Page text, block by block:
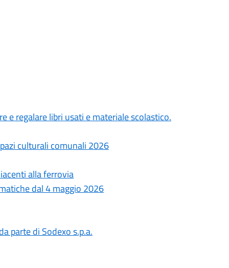
e regalare libri usati e materiale scolastico.
culturali comunali 2026
alla ferrovia
dal 4 maggio 2026
parte di Sodexo s.p.a.